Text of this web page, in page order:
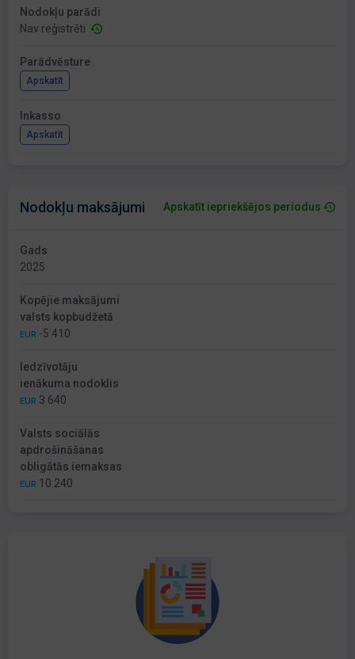
Nodokļu parādi
Nav reģistrēti
Parādvēsture
Apskatīt
Inkasso
Apskatīt
Nodokļu maksājumi Apskatīt iepriekšējos periodus
Gads
2025
Kopējie maksājumi
valsts kopbudžetā
EUR -5 410
Iedzīvotāju
ienākuma nodoklis
EUR 3 640
Valsts sociālās
apdrošināšanas
obligātās iemaksas
EUR 10 240